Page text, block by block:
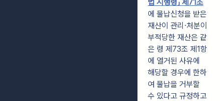
법 시행령」 제71조
에 물납신청을 받은
재산이 관리⋅처분이
부적당한 재산은 같
은 령 제73조 제1항
에 열거된 사유에
해당할 경우에 한하
여 물납을 거부할
수 있다고 규정하고